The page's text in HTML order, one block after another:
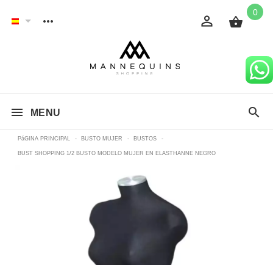
0
MENU
PáGINA PRINCIPAL - BUSTO MUJER - BUSTOS -
BUST SHOPPING 1/2 BUSTO MODELO MUJER EN ELASTHANNE NEGRO